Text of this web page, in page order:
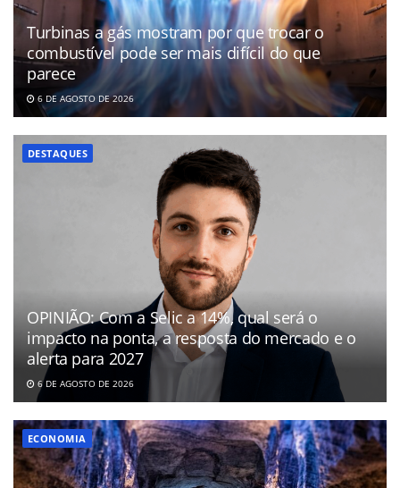
Turbinas a gás mostram por que trocar o
combustível pode ser mais difícil do que
parece
6 DE AGOSTO DE 2026
DESTAQUES
OPINIÃO: Com a Selic a 14%, qual será o
impacto na ponta, a resposta do mercado e o
alerta para 2027
6 DE AGOSTO DE 2026
ECONOMIA